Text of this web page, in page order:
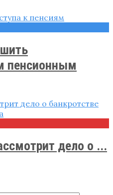
пенсионным
дело о ...